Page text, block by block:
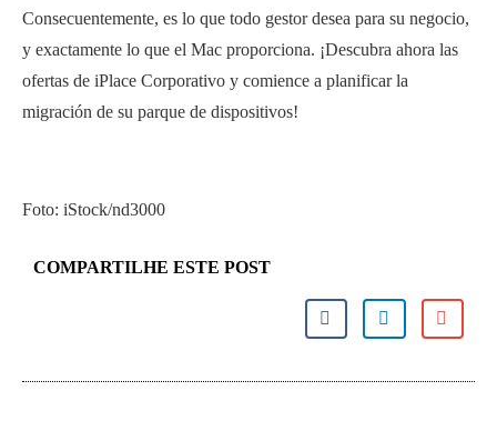
Consecuentemente, es lo que todo gestor desea para su negocio,
y exactamente lo que el Mac proporciona. ¡Descubra ahora las
ofertas de iPlace Corporativo y comience a planificar la
migración de su parque de dispositivos!
Foto: iStock/nd3000
COMPARTILHE ESTE POST